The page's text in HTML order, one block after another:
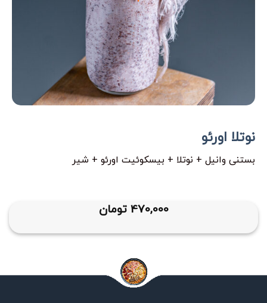
نوتلا اورئو
بستنی وانیل + نوتلا + بیسکوئیت اورئو + شیر
470,000 تومان